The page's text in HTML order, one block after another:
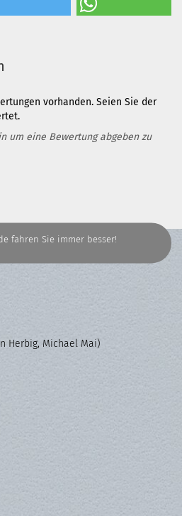
vorhanden. Seien Sie der
um eine Bewertung abgeben zu
fahren Sie immer besser!
Herbig, Michael Mai)